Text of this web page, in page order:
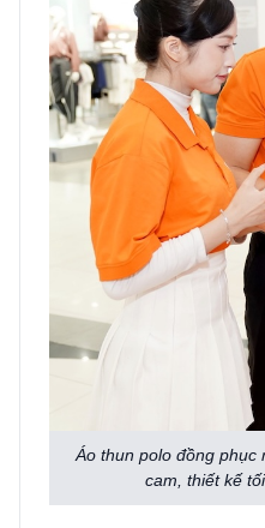
Áo thun polo đồng phục
cam, thiết kế